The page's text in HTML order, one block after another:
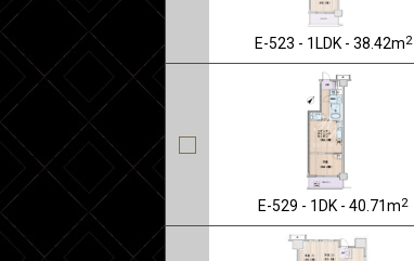
E-523 - 1LDK - 38.42m2
E-529 - 1DK - 40.71m2